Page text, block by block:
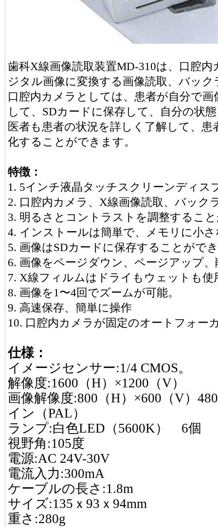
歯科X線画像読取装置MD-310は、口腔
ジタル画像に変換する画像読取、バッ
口腔内カメラとしては、患者が自分で
して、SDカードに保存して、自分の状
医者も患者の状況を詳しく了解して、
化することができます。
特徴：
1. 5インチ液晶タッチスクリーンディス
2. 口腔内カメラ、X線画像読取、バック
3. 明るさとコントラストを調整するこ
4. インストールは簡単で、メモリに小
5. 画像はSDカードに保存することがで
6. 画像をページダウン、ページアップ
7. X線フィルムはドライもウェットも使
8. 画像を1〜4回でズームが可能。
9. 高速保存、簡単に操作
10. 口腔内カメラが固定のオートフォー
仕様：
イメージセンサー:1/4 CMOS。
解像度:1600（H）×1200（V）
画像解像度:800（H）×600（V）
イン（PAL）
ランプ:白色LED（5600K） 6個
視野角:105度
電源:AC 24V-30V
電流入力:300mA
ケーブルの長さ:1.8m
サイズ:135ｘ93ｘ94mm
重さ:280g